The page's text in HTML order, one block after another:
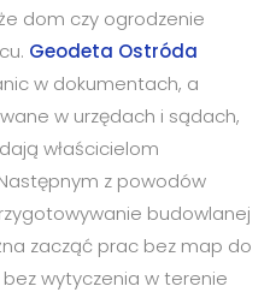
dom czy ogrodzenie
Geodeta Ostróda
w dokumentach, a
w urzędach i sądach,
właścicielom
z powodów
budowlanej
zacząć prac bez map do
wytyczenia w terenie